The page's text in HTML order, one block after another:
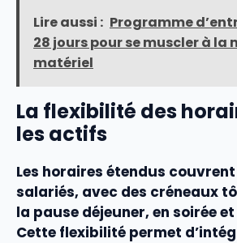
Lire aussi : Programme
28 jours pour se muscler à la
matériel
La flexibilité des
les actifs
Les horaires étendus couvrent
salariés, avec des créneaux
la pause déjeuner, en soirée
Cette flexibilité permet